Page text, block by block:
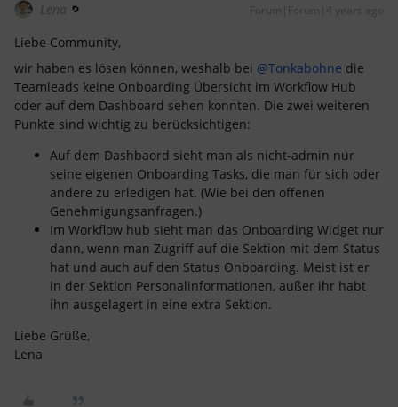
Lena Forum|Forum|4 years ago
Liebe Community,
wir haben es lösen können, weshalb bei @Tonkabohne die
Teamleads keine Onboarding Übersicht im Workflow Hub
oder auf dem Dashboard sehen konnten. Die zwei weiteren
Punkte sind wichtig zu berücksichtigen:
Auf dem Dashbaord sieht man als nicht-admin nur
seine eigenen Onboarding Tasks, die man für sich oder
andere zu erledigen hat. (Wie bei den offenen
Genehmigungsanfragen.)
Im Workflow hub sieht man das Onboarding Widget nur
dann, wenn man Zugriff auf die Sektion mit dem Status
hat und auch auf den Status Onboarding. Meist ist er
in der Sektion Personalinformationen, außer ihr habt
ihn ausgelagert in eine extra Sektion.
Liebe Grüße,
Lena